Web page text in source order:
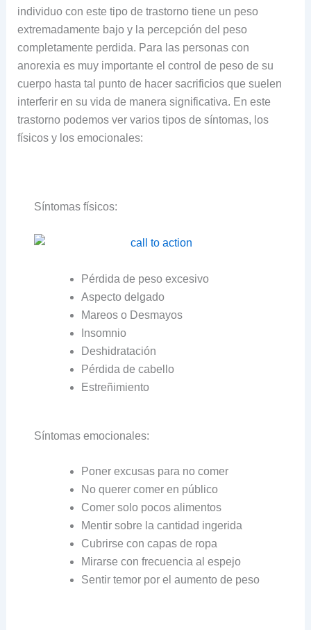
individuo con este tipo de trastorno tiene un peso
extremadamente bajo y la percepción del peso
completamente perdida. Para las personas con
anorexia es muy importante el control de peso de su
cuerpo hasta tal punto de hacer sacrificios que suelen
interferir en su vida de manera significativa. En este
trastorno podemos ver varios tipos de síntomas, los
físicos y los emocionales:
Síntomas físicos:
Pérdida de peso excesivo
Aspecto delgado
Mareos o Desmayos
Insomnio
Deshidratación
Pérdida de cabello
Estreñimiento
Síntomas emocionales:
Poner excusas para no comer
No querer comer en público
Comer solo pocos alimentos
Mentir sobre la cantidad ingerida
Cubrirse con capas de ropa
Mirarse con frecuencia al espejo
Sentir temor por el aumento de peso